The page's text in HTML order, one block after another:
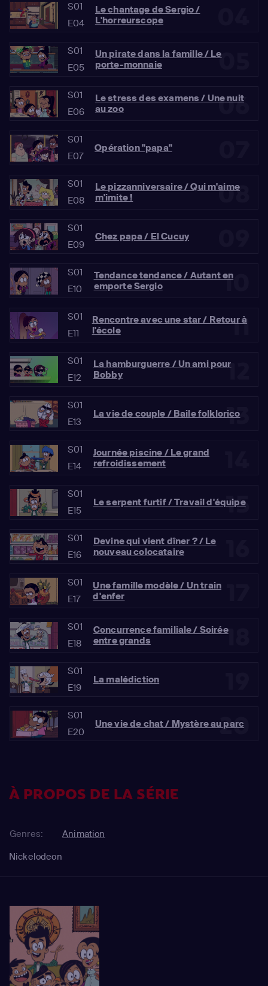
S01
E04
Le chantage de Sergio /
L'horreurscope
05
S01
E05
Un pirate dans la famille / Le
porte-monnaie
06
S01
E06
Le stress des examens / Une nuit
au zoo
S01
E07
Opération "papa"
08
S01
E08
Le pizzanniversaire / Qui m'aime
m'imite !
S01
E09
Chez papa / El Cucuy
10
S01
E10
Tendance tendance / Autant en
emporte Sergio
11
S01
E11
Rencontre avec une star / Retour à
l'école
12
S01
E12
La hamburguerre / Un ami pour
Bobby
13
S01
E13
La vie de couple / Baile folklorico
S01
E14
Journée piscine / Le grand
refroidissement
15
S01
E15
Le serpent furtif / Travail d'équipe
S01
E16
Devine qui vient dîner ? / Le
nouveau colocataire
S01
E17
Une famille modèle / Un train
d'enfer
18
S01
E18
Concurrence familiale / Soirée
entre grands
S01
E19
La malédiction
20
S01
E20
Une vie de chat / Mystère au parc
À PROPOS DE LA SÉRIE
Genres:
Animation
Nickelodeon